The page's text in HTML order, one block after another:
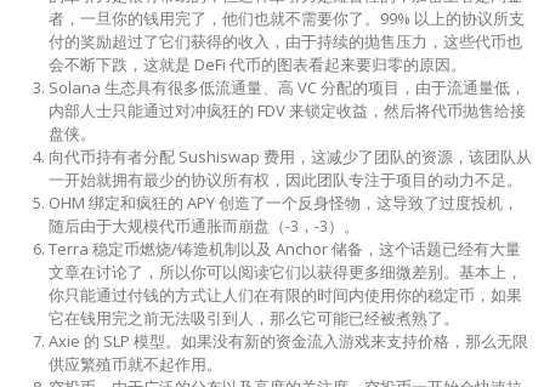
一些值得反思的代币经济学设计：
每一个 shitcoin 都会有质押（staking），质押只是用 shitcoin 来作为
奖励，以激励你持有 shitcoin，并暂时降低 shitcoin 的抛售压力。
APY 没有任何意义，因为这是以 shitcoin 定价的，质押通过锁定供应
使资产更加缺乏流动性，所以它也使资产在两个方向上都更具反身
性。我们在 Osmosis 以及 Juno 这些 cosmos 生态项目中明显看到了
这一点。一旦需求和价格开始崩溃，那么大规模的解锁就会导致大规
模的回撤。质押是一把双刃剑。
每一个 shitcoin 都会有流动性挖矿，付钱让人们使用你的产品对早期
的牵引力是很有帮助的，但这种牵引力是短暂性的，加密土著是淘金
者，一旦你的钱用完了，他们也就不需要你了。99% 以上的协议所支
付的奖励超过了它们获得的收入，由于持续的抛售压力，这些代币也
会不断下跌，这就是 DeFi 代币的图表看起来要归零的原因。